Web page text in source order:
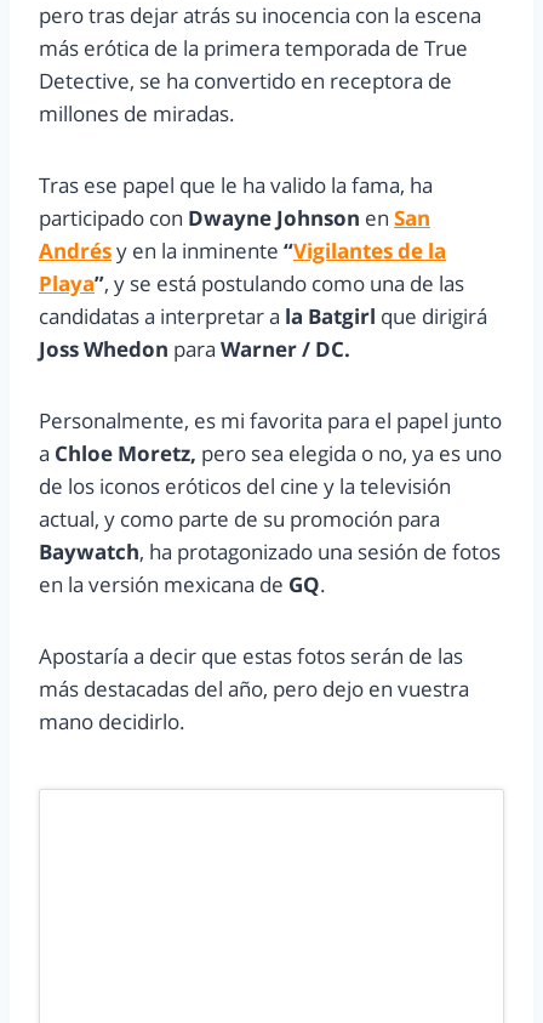
pero tras dejar atrás su inocencia con la escena
más erótica de la primera temporada de True
Detective, se ha convertido en receptora de
millones de miradas.
Tras ese papel que le ha valido la fama, ha
participado con Dwayne Johnson en San
Andrésy en la inminente “Vigilantes de la
Playa”, y se está postulando como una de las
candidatas a interpretar a la Batgirl que dirigirá
Joss Whedon para Warner / DC.
Personalmente, es mi favorita para el papel junto
a Chloe Moretz, pero sea elegida o no, ya es uno
de los iconos eróticos del cine y la televisión
actual, y como parte de su promoción para
Baywatch, ha protagonizado una sesión de fotos
en la versión mexicana de GQ.
Apostaría a decir que estas fotos serán de las
más destacadas del año, pero dejo en vuestra
mano decidirlo.